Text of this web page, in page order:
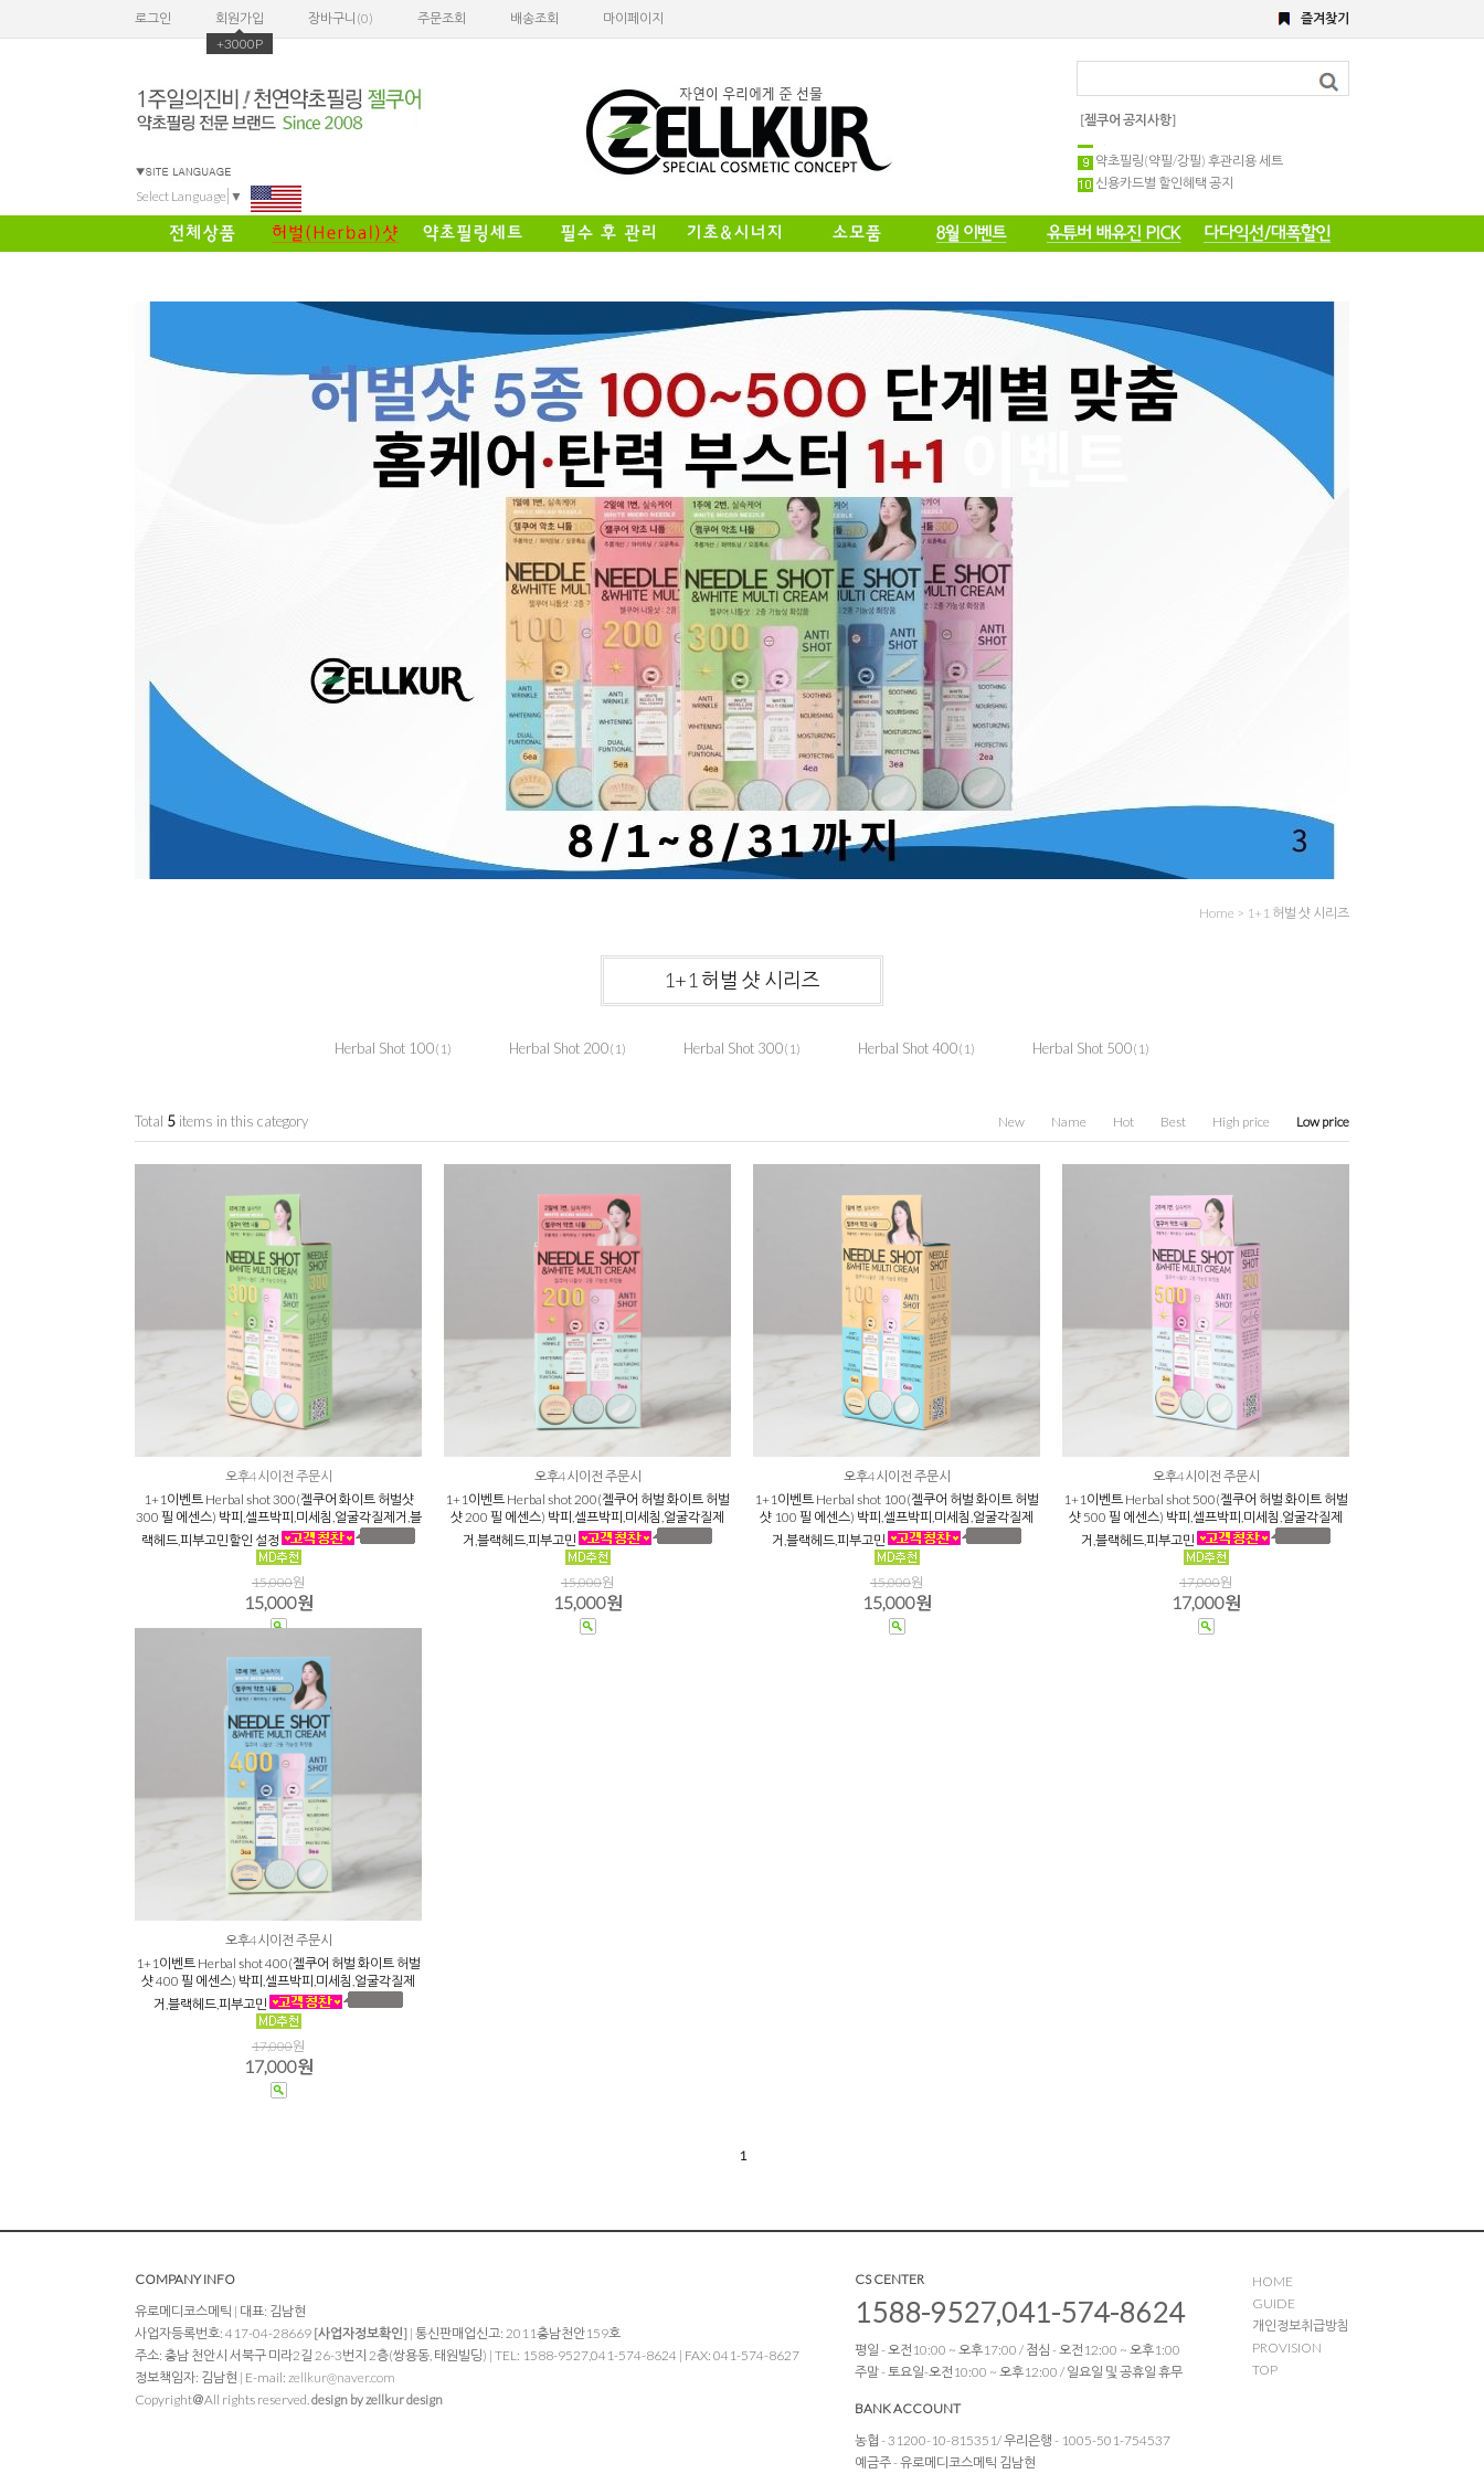
Select Language ▼
[젤쿠어 공지사항]
해초,약초필링세트
전화 주문 공지 이벤트
약초필링 1회용 세트
약초필링(약필/강필) 후관리용 세트
신용카드별 할인혜택 공지
로그인
회원가입
+3000P
장바구니(0) 주문조회 배송조회 마이페이지 즐겨찾기
Home > 1+1 허벌 샷 시리즈
1+1 허벌 샷 시리즈
Herbal Shot 100(1) Herbal Shot 200(1) Herbal Shot 300(1) Herbal Shot 400(1) Herbal Shot 500(1)
Total 5 items in this category New Name Hot Best High price Low price
오후4시이전 주문시
1+1이벤트 Herbal shot 300(젤쿠어 화이트 허벌샷
300 필 에센스) 박피,셀프박피,미세침,얼굴각질제거,블
랙헤드,피부고민할인 설정
15,000원
15,000원
오후4시이전 주문시
1+1이벤트 Herbal shot 200(젤쿠어 허벌 화이트 허벌
샷 200 필 에센스) 박피,셀프박피,미세침,얼굴각질제
거,블랙헤드,피부고민
15,000원
15,000원
오후4시이전 주문시
1+1이벤트 Herbal shot 100(젤쿠어 허벌 화이트 허벌
샷 100 필 에센스) 박피,셀프박피,미세침,얼굴각질제
거,블랙헤드,피부고민
15,000원
15,000원
오후4시이전 주문시
1+1이벤트 Herbal shot 500(젤쿠어 허벌 화이트 허벌
샷 500 필 에센스) 박피,셀프박피,미세침,얼굴각질제
거,블랙헤드,피부고민
17,000원
17,000원
오후4시이전 주문시
1+1이벤트 Herbal shot 400(젤쿠어 허벌 화이트 허벌
샷 400 필 에센스) 박피,셀프박피,미세침,얼굴각질제
거,블랙헤드,피부고민
17,000원
17,000원
1
COMPANY INFO
유로메디코스메틱 | 대표: 김남현
사업자등록번호: 417-04-28669 [사업자정보확인] | 통신판매업신고: 2011충남천안159호
주소: 충남 천안시 서북구 미라2길 26-3번지 2층(쌍용동, 태원빌딩) | TEL: 1588-9527,041-574-8624 | FAX: 041-574-8627
정보책임자: 김남현 | E-mail: zellkur@naver.com
Copyright＠All rights reserved.design by zellkur design
CS CENTER
1588-9527,041-574-8624
평일 - 오전10:00 ~ 오후17:00 / 점심 - 오전12:00 ~ 오후1:00
주말 - 토요일-오전10:00 ~ 오후12:00 / 일요일 및 공휴일 휴무
BANK ACCOUNT
농협 - 31200-10-815351/ 우리은행 - 1005-501-754537
예금주 - 유로메디코스메틱 김남현
HOME
GUIDE
개인정보취급방침
PROVISION
TOP